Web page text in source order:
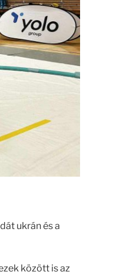
ukrán és a
között is az